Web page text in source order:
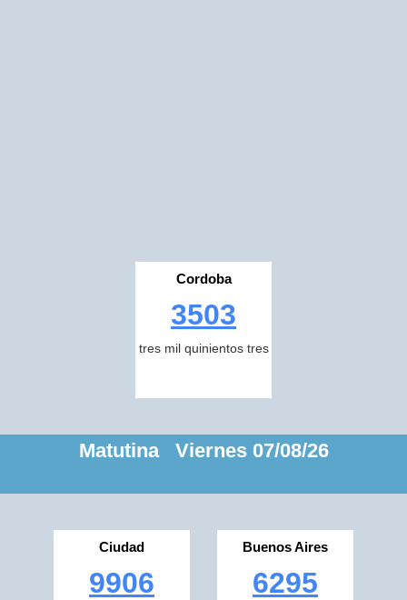
Cordoba
3503
tres mil quinientos tres
Matutina Viernes 07/08/26
Ciudad
9906
Buenos Aires
6295